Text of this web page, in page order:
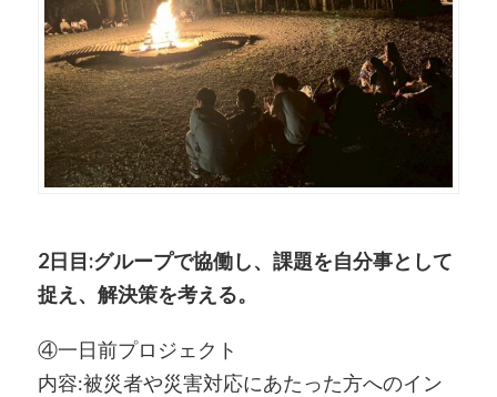
2日目:グループで協働し、課題を自分事として
捉え、解決策を考える。
④一日前プロジェクト
内容:被災者や災害対応にあたった方へのイン